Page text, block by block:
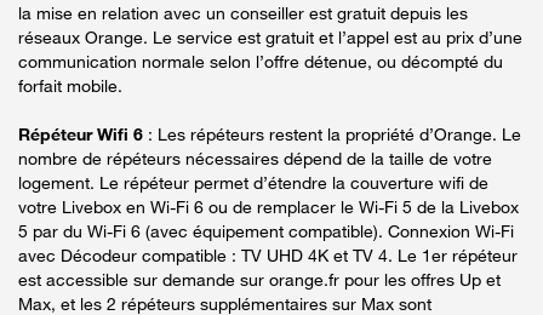
la mise en relation avec un conseiller est gratuit depuis les
réseaux Orange. Le service est gratuit et l’appel est au prix d’une
communication normale selon l’offre détenue, ou décompté du
forfait mobile.
Répéteur Wifi 6 : Les répéteurs restent la propriété d’Orange. Le
nombre de répéteurs nécessaires dépend de la taille de votre
logement. Le répéteur permet d’étendre la couverture wifi de
votre Livebox en Wi-Fi 6 ou de remplacer le Wi-Fi 5 de la Livebox
5 par du Wi-Fi 6 (avec équipement compatible). Connexion Wi-Fi
avec Décodeur compatible : TV UHD 4K et TV 4. Le 1er répéteur
est accessible sur demande sur orange.fr pour les offres Up et
Max, et les 2 répéteurs supplémentaires sur Max sont